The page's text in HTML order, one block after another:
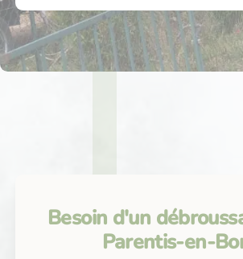
Besoin d'un
Parentis-en-